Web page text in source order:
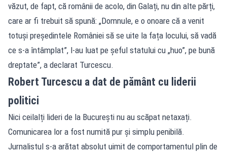
văzut, de fapt, că românii de acolo, din Galați, nu din alte părți,
care ar fi trebuit să spună: „Domnule, e o onoare că a venit
totuși președintele României să se uite la fața locului, să vadă
ce s-a întâmplat”, l-au luat pe șeful statului cu „huo”, pe bună
dreptate”, a declarat Turcescu.
Robert Turcescu a dat de pământ cu liderii
politici
Nici ceilalți lideri de la București nu au scăpat netaxați.
Comunicarea lor a fost numită pur și simplu penibilă.
Jurnalistul s-a arătat absolut uimit de comportamentul plin de